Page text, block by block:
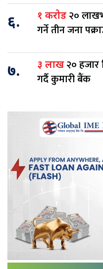
६. १ करोड २०
गर्ने तीन जना
७. ३ लाख२० हजार
गर्दै कुमारी बैंक